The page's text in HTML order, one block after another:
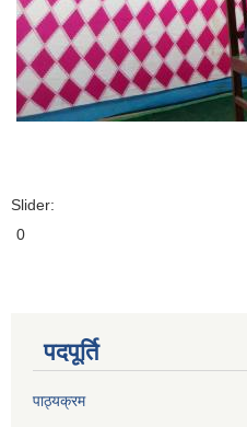
Slider:
0
पदपूर्ति
पाठ्यक्रम